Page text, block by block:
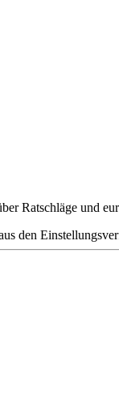
Ratschläge und
den